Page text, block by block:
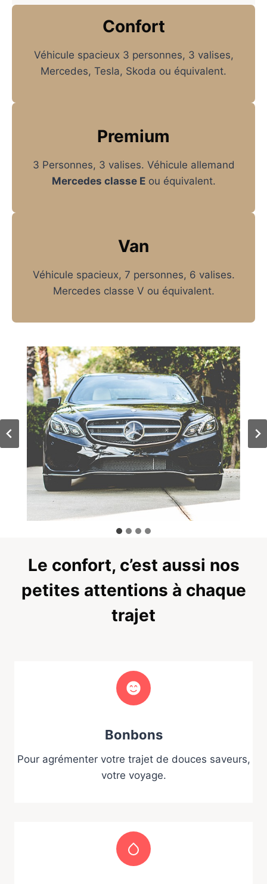
Confort
Véhicule spacieux 3 personnes, 3 valises,
Mercedes, Tesla, Skoda ou équivalent.
Premium
3 Personnes, 3 valises. Véhicule allemand
Mercedes classe Eou équivalent.
Van
Véhicule spacieux, 7 personnes, 6 valises.
Mercedes classe V ou équivalent.
Le confort, c’est aussi nos
petites attentions à chaque
trajet
Bonbons
Pour agrémenter votre trajet de douces saveurs,
votre voyage.